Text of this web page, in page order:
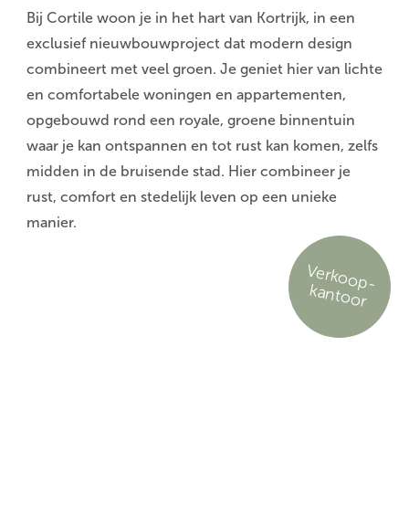
Bij Cortile woon je in het hart van Kortrijk, in een
exclusief nieuwbouwproject dat modern design
combineert met veel groen. Je geniet hier van lichte
en comfortabele woningen en appartementen,
opgebouwd rond een royale, groene binnentuin
waar je kan ontspannen en tot rust kan komen, zelfs
midden in de bruisende stad. Hier combineer je
rust, comfort en stedelijk leven op een unieke
manier.
V
e
rko
o
p
-
kan
to
o
r